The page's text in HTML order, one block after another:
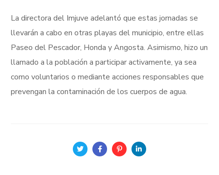
La directora del Imjuve adelantó que estas jornadas se
llevarán a cabo en otras playas del municipio, entre ellas
Paseo del Pescador, Honda y Angosta. Asimismo, hizo un
llamado a la población a participar activamente, ya sea
como voluntarios o mediante acciones responsables que
prevengan la contaminación de los cuerpos de agua.